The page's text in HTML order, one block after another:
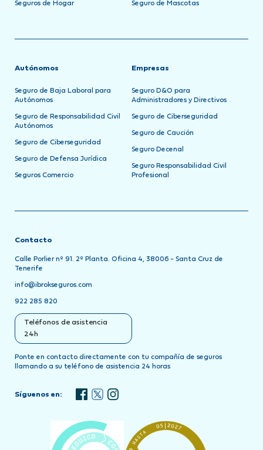
Seguros de Hogar Seguro de Mascotas
Autónomos
Seguro de Baja Laboral para
Autónomos
Seguro de Responsabilidad Civil
Autónomos
Seguro de Ciberseguridad
Seguro de Defensa Jurídica
Seguros Comercio
Empresas
Seguro D&O para
Administradores y Directivos
Seguro de Ciberseguridad
Seguro de Caución
Seguro Decenal
Seguro Responsabilidad Civil
Profesional
Contacto
Calle Porlier nº 91. 2º Planta. Oficina 4, 38006 - Santa Cruz de
Tenerife
info@ibrokseguros.com
922 285 820
Teléfonos de asistencia
24h
Ponte en contacto directamente con tu compañía de seguros
llamando a su teléfono de asistencia 24 horas
Síguenos en: